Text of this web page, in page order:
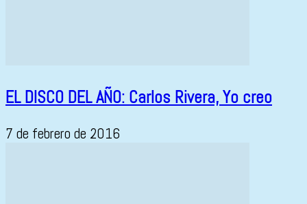
EL DISCO DEL AÑO: Carlos Rivera, Yo creo
7 de febrero de 2016